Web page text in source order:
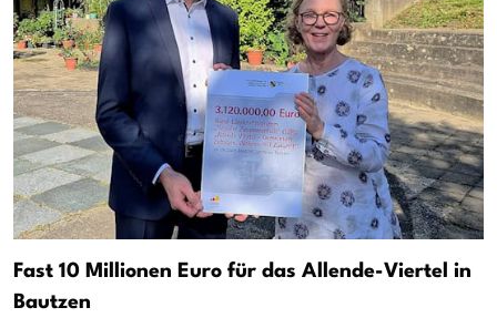
Fast 10 Millionen Euro für das Allende-Viertel in
Bautzen